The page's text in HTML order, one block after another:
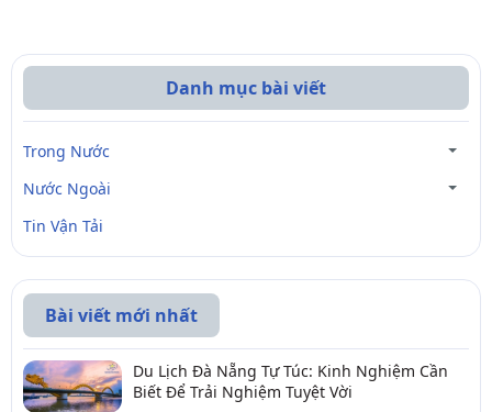
Danh mục bài viết
Trong Nước
Nước Ngoài
Tin Vận Tải
Bài viết mới nhất
Du Lịch Đà Nẵng Tự Túc: Kinh Nghiệm Cần
Biết Để Trải Nghiệm Tuyệt Vời